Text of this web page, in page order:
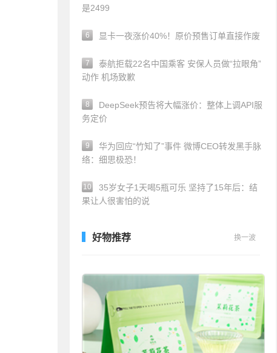
是2499
6 显卡一夜涨价40%！原价预售订单直接作废
7
泰航拒载22名中国乘客 安保人员做“拉眼角”
动作 机场致歉
8
DeepSeek预告将大幅涨价：整体上调API服
务定价
9
华为回应“竹知了”事件 微博CEO转发黑手脉
络：细思极恐！
10
35岁女子1天喝5瓶可乐 坚持了15年后：结
果让人很害怕的说
好物推荐 换一波